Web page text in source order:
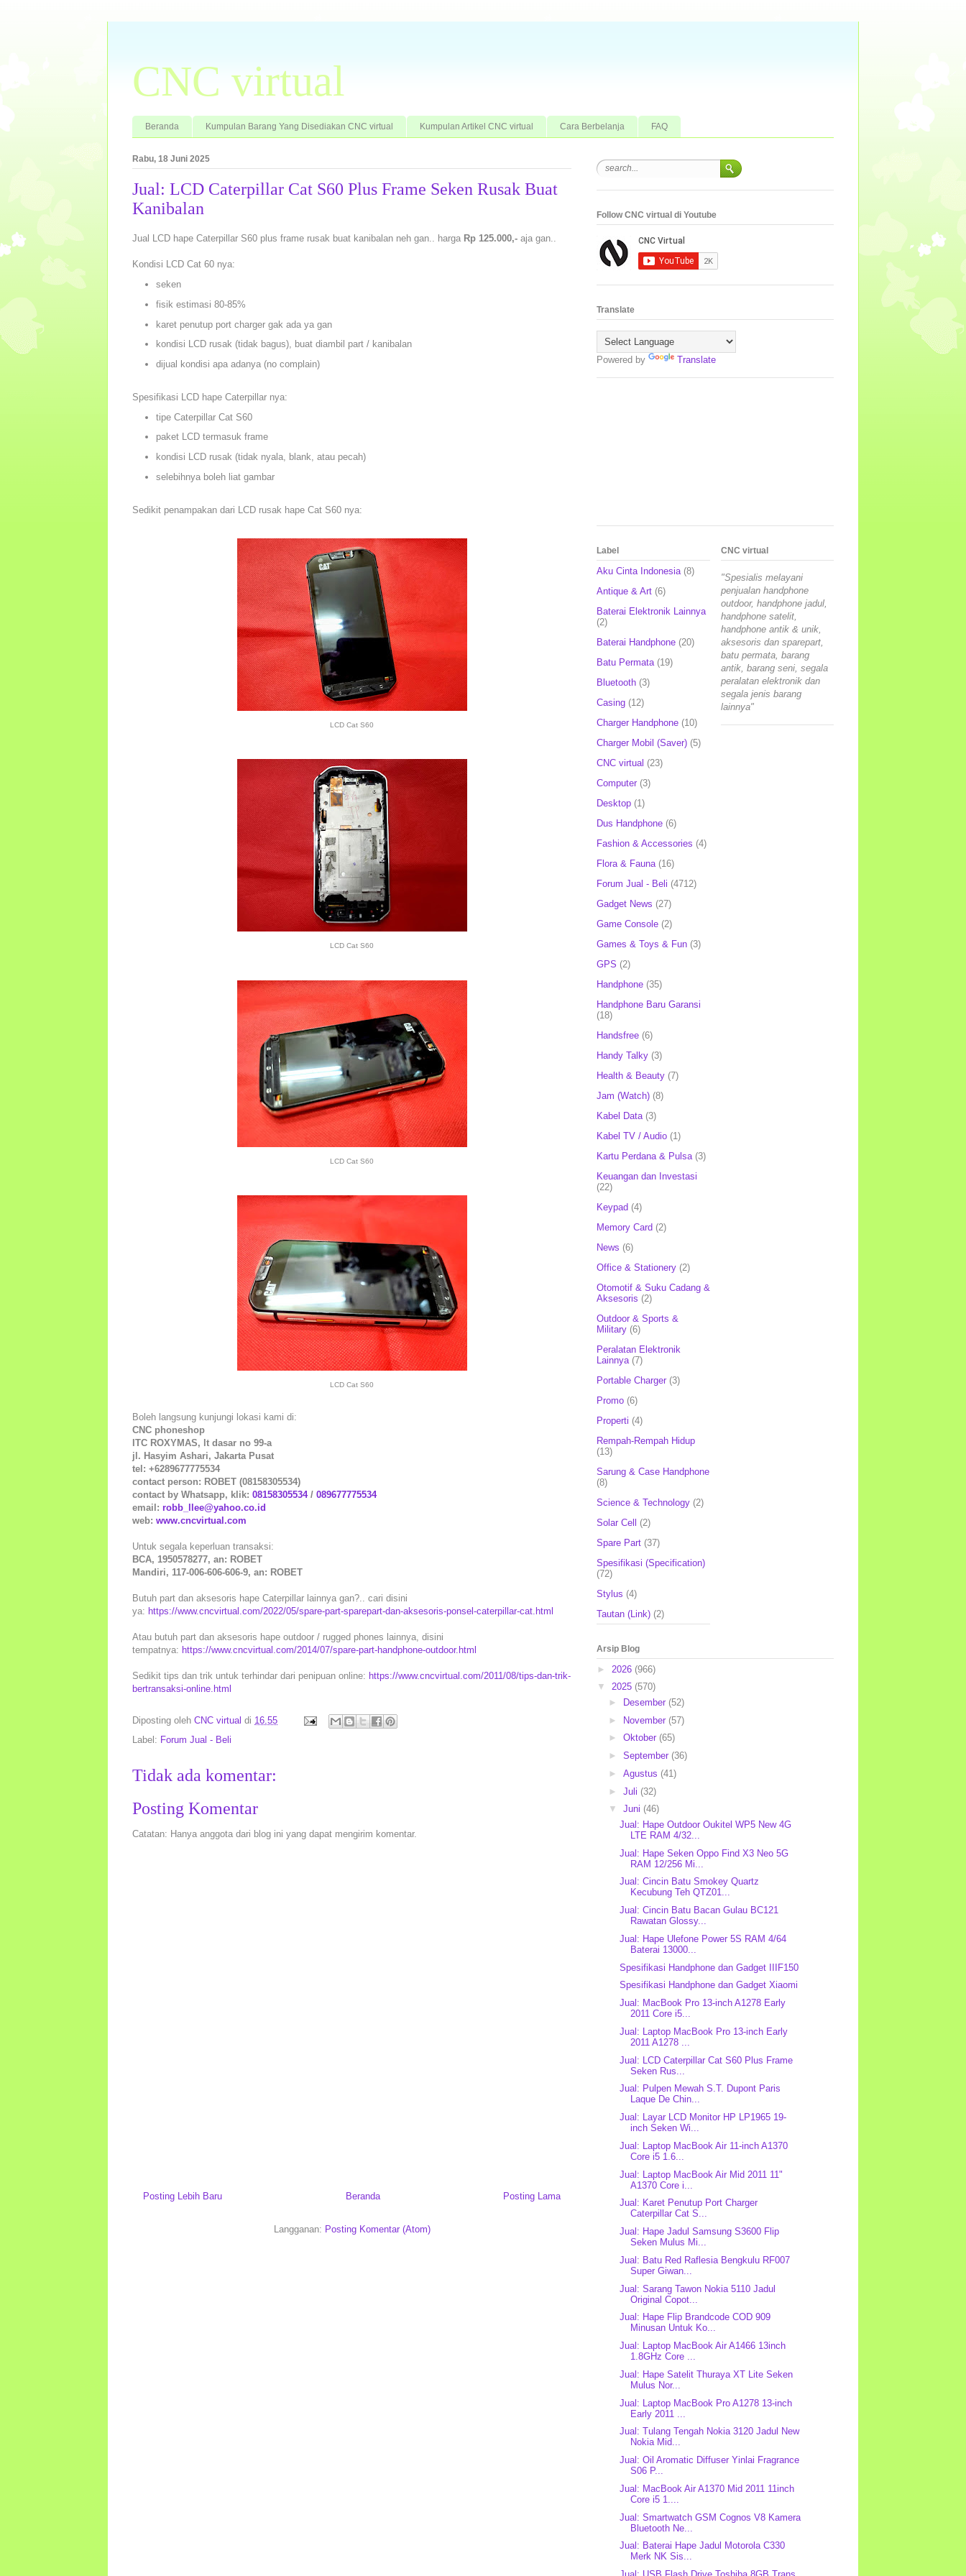
CNC virtual
Beranda Kumpulan Barang Yang Disediakan CNC virtual Kumpulan Artikel CNC virtual Cara Berbelanja FAQ
Rabu, 18 Juni 2025
Jual: LCD Caterpillar Cat S60 Plus Frame Seken Rusak Buat
Kanibalan
Jual LCD hape Caterpillar S60 plus frame rusak buat kanibalan neh gan.. harga Rp 125.000,- aja gan..
Kondisi LCD Cat 60 nya:
seken
fisik estimasi 80-85%
karet penutup port charger gak ada ya gan
kondisi LCD rusak (tidak bagus), buat diambil part / kanibalan
dijual kondisi apa adanya (no complain)
Spesifikasi LCD hape Caterpillar nya:
tipe Caterpillar Cat S60
paket LCD termasuk frame
kondisi LCD rusak (tidak nyala, blank, atau pecah)
selebihnya boleh liat gambar
Sedikit penampakan dari LCD rusak hape Cat S60 nya:
LCD Cat S60
LCD Cat S60
LCD Cat S60
LCD Cat S60
Boleh langsung kunjungi lokasi kami di:
CNC phoneshop
ITC ROXYMAS, lt dasar no 99-a
jl. Hasyim Ashari, Jakarta Pusat
tel: +6289677775534
contact person: ROBET (08158305534)
contact by Whatsapp, klik: 08158305534/ 089677775534
email: robb_llee@yahoo.co.id
web: www.cncvirtual.com
Untuk segala keperluan transaksi:
BCA, 1950578277, an: ROBET
Mandiri, 117-006-606-606-9, an: ROBET
Butuh part dan aksesoris hape Caterpillar lainnya gan?.. cari disini
ya: https://www.cncvirtual.com/2022/05/spare-part-sparepart-dan-aksesoris-ponsel-caterpillar-cat.html
Atau butuh part dan aksesoris hape outdoor / rugged phones lainnya, disini
tempatnya: https://www.cncvirtual.com/2014/07/spare-part-handphone-outdoor.html
Sedikit tips dan trik untuk terhindar dari penipuan online: https://www.cncvirtual.com/2011/08/tips-dan-trik-
bertransaksi-online.html
Diposting oleh CNC virtual di 16.55
Label: Forum Jual - Beli
Tidak ada komentar:
Posting Komentar
Catatan: Hanya anggota dari blog ini yang dapat mengirim komentar.
Posting Lebih Baru Posting Lama
Beranda
Langganan: Posting Komentar (Atom)
Follow CNC virtual di Youtube
Translate
Powered by Translate
Label
Aku Cinta Indonesia (8)
Antique & Art (6)
Baterai Elektronik Lainnya
(2)
Baterai Handphone (20)
Batu Permata (19)
Bluetooth (3)
Casing (12)
Charger Handphone (10)
Charger Mobil (Saver) (5)
CNC virtual (23)
Computer (3)
Desktop (1)
Dus Handphone (6)
Fashion & Accessories (4)
Flora & Fauna (16)
Forum Jual - Beli (4712)
Gadget News (27)
Game Console (2)
Games & Toys & Fun (3)
GPS (2)
Handphone (35)
Handphone Baru Garansi
(18)
Handsfree (6)
Handy Talky (3)
Health & Beauty (7)
Jam (Watch) (8)
Kabel Data (3)
Kabel TV / Audio (1)
Kartu Perdana & Pulsa (3)
Keuangan dan Investasi
(22)
Keypad (4)
Memory Card (2)
News (6)
Office & Stationery (2)
Otomotif & Suku Cadang &
Aksesoris (2)
Outdoor & Sports &
Military (6)
Peralatan Elektronik
Lainnya (7)
Portable Charger (3)
Promo (6)
Properti (4)
Rempah-Rempah Hidup
(13)
Sarung & Case Handphone
(8)
Science & Technology (2)
Solar Cell (2)
Spare Part (37)
Spesifikasi (Specification)
(72)
Stylus (4)
Tautan (Link) (2)
CNC virtual
"Spesialis melayani
penjualan handphone
outdoor, handphone jadul,
handphone satelit,
handphone antik & unik,
aksesoris dan sparepart,
batu permata, barang
antik, barang seni, segala
peralatan elektronik dan
segala jenis barang
lainnya"
Arsip Blog
► 2026 (966)
▼ 2025 (570)
►
Desember (52)
► November (57)
► Oktober (65)
► September (36)
► Agustus (41)
► Juli (32)
▼ Juni (46)
Jual: Hape Outdoor Oukitel WP5 New 4G
LTE RAM 4/32...
Jual: Hape Seken Oppo Find X3 Neo 5G
RAM 12/256 Mi...
Jual: Cincin Batu Smokey Quartz
Kecubung Teh QTZ01...
Jual: Cincin Batu Bacan Gulau BC121
Rawatan Glossy...
Jual: Hape Ulefone Power 5S RAM 4/64
Baterai 13000...
Spesifikasi Handphone dan Gadget IIIF150
Spesifikasi Handphone dan Gadget Xiaomi
Jual: MacBook Pro 13-inch A1278 Early
2011 Core i5...
Jual: Laptop MacBook Pro 13-inch Early
2011 A1278 ...
Jual: LCD Caterpillar Cat S60 Plus Frame
Seken Rus...
Jual: Pulpen Mewah S.T. Dupont Paris
Laque De Chin...
Jual: Layar LCD Monitor HP LP1965 19-
inch Seken Wi...
Jual: Laptop MacBook Air 11-inch A1370
Core i5 1.6...
Jual: Laptop MacBook Air Mid 2011 11"
A1370 Core i...
Jual: Karet Penutup Port Charger
Caterpillar Cat S...
Jual: Hape Jadul Samsung S3600 Flip
Seken Mulus Mi...
Jual: Batu Red Raflesia Bengkulu RF007
Super Giwan...
Jual: Sarang Tawon Nokia 5110 Jadul
Original Copot...
Jual: Hape Flip Brandcode COD 909
Minusan Untuk Ko...
Jual: Laptop MacBook Air A1466 13inch
1.8GHz Core ...
Jual: Hape Satelit Thuraya XT Lite Seken
Mulus Nor...
Jual: Laptop MacBook Pro A1278 13-inch
Early 2011 ...
Jual: Tulang Tengah Nokia 3120 Jadul New
Nokia Mid...
Jual: Oil Aromatic Diffuser Yinlai Fragrance
S06 P...
Jual: MacBook Air A1370 Mid 2011 11inch
Core i5 1....
Jual: Smartwatch GSM Cognos V8 Kamera
Bluetooth Ne...
Jual: Baterai Hape Jadul Motorola C330
Merk NK Sis...